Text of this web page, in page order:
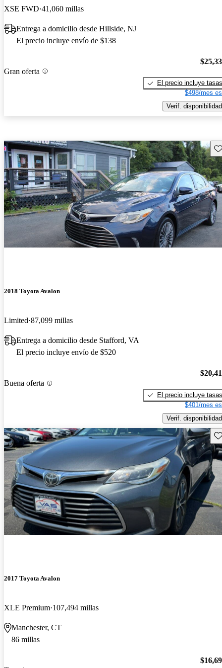
XSE FWD 41,060 millas
Entrega a domicilio desde Hillside, NJ
El precio incluye envío de $138
Gran oferta
El precio incluye tasas
$498/mes
Verif. disponibilidad
2018 Toyota Avalon
Limited 87,099 millas
Entrega a domicilio desde Stafford, VA
El precio incluye envío de $520
Buena oferta
El precio incluye tasas
$401/mes
Verif. disponibilidad
2017 Toyota Avalon
XLE Premium 107,494 millas
Manchester, CT
86 millas